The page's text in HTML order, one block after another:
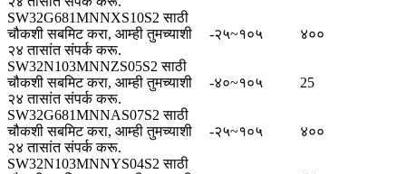
SW32G681MNNXS10S2 साठी
चौकशी सबमिट करा, आम्ही तुमच्याशी
२४ तासांत संपर्क करू.
-२५~१०५ ४००
SW32N103MNNZS05S2 साठी
चौकशी सबमिट करा, आम्ही तुमच्याशी
२४ तासांत संपर्क करू.
-४०~१०५ 25
SW32G681MNNAS07S2 साठी
चौकशी सबमिट करा, आम्ही तुमच्याशी
२४ तासांत संपर्क करू.
-२५~१०५ ४००
SW32N103MNNYS04S2 साठी